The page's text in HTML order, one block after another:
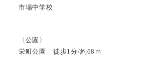
市場中学校
〈公園〉
栄町公園 徒歩1分/約68ｍ